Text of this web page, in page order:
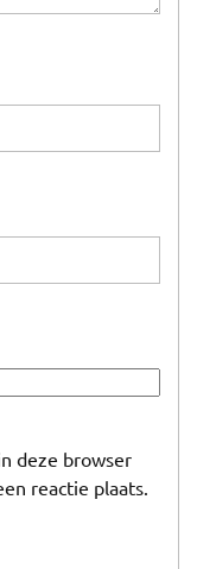
deze browser
reactie plaats.